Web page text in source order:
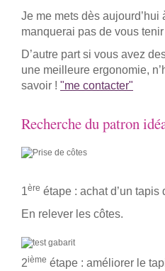
Je me mets dès aujourd’hui
manquerai pas de vous
D’autre part si vous avez
une meilleure ergonomie,
savoir ! "me contacter"
Recherche du patron
1ère étape : achat d’un tapis
En relever les côtes.
2ième étape : améliorer le